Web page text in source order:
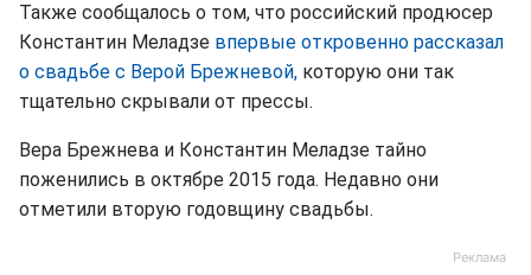
Также сообщалось о том, что российский продюсер
Константин Меладзе впервые откровенно рассказал
о свадьбе с Верой Брежневой, которую они так
тщательно скрывали от прессы.
Вера Брежнева и Константин Меладзе тайно
поженились в октябре 2015 года. Недавно они
отметили вторую годовщину свадьбы.